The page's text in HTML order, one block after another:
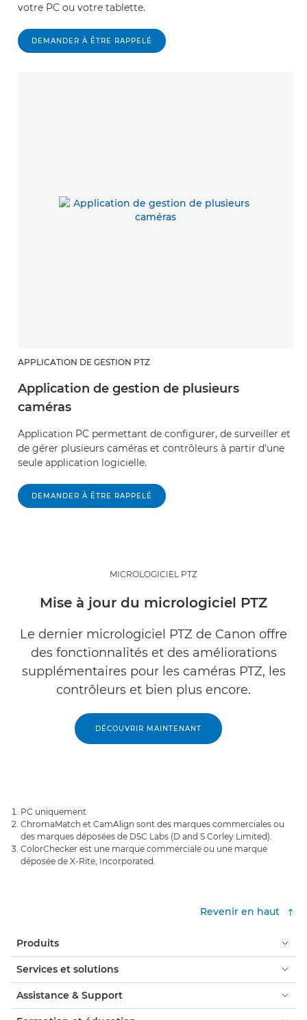
votre PC ou votre tablette.
DEMANDER À ÊTRE RAPPELÉ
APPLICATION DE GESTION PTZ
Application de gestion de plusieurs
caméras
Application PC permettant de configurer, de surveiller et
de gérer plusieurs caméras et contrôleurs à partir d'une
seule application logicielle.
DEMANDER À ÊTRE RAPPELÉ
MICROLOGICIEL PTZ
Mise à jour du micrologiciel PTZ
Le dernier micrologiciel PTZ de Canon offre
des fonctionnalités et des améliorations
supplémentaires pour les caméras PTZ, les
contrôleurs et bien plus encore.
DÉCOUVRIR MAINTENANT
PC uniquement
ChromaMatch et CamAlign sont des marques commerciales ou
des marques déposées de DSC Labs (D and S Corley Limited).
ColorChecker est une marque commerciale ou une marque
déposée de X-Rite, Incorporated.
Revenir en haut
Produits
Services et solutions
Assistance & Support